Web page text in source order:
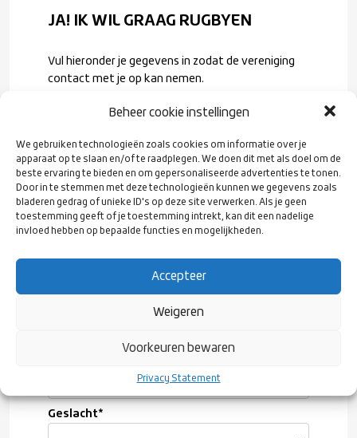
Beheer cookie instellingen
We gebruiken technologieën zoals cookies om informatie over je
apparaat op te slaan en/of te raadplegen. We doen dit met als doel om de
beste ervaring te bieden en om gepersonaliseerde advertenties te tonen.
Door in te stemmen met deze technologieën kunnen we gegevens zoals
bladeren gedrag of unieke ID's op deze site verwerken. Als je geen
toestemming geeft of je toestemming intrekt, kan dit een nadelige
invloed hebben op bepaalde functies en mogelijkheden.
Accepteer
Weigeren
Voorkeuren bewaren
Privacy Statement
JA! IK WIL GRAAG RUGBYEN
Vul hieronder je gegevens in zodat de vereniging
contact met je op kan nemen.
Achternaam*
E-mailadres*
Geslacht*